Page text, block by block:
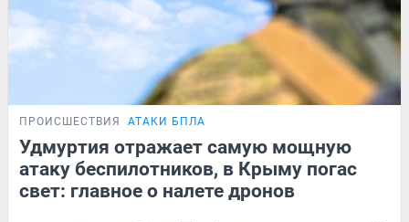
ПРОИСШЕСТВИЯ АТАКИ БПЛА
Удмуртия отражает самую мощную
атаку беспилотников, в Крыму погас
свет: главное о налете дронов